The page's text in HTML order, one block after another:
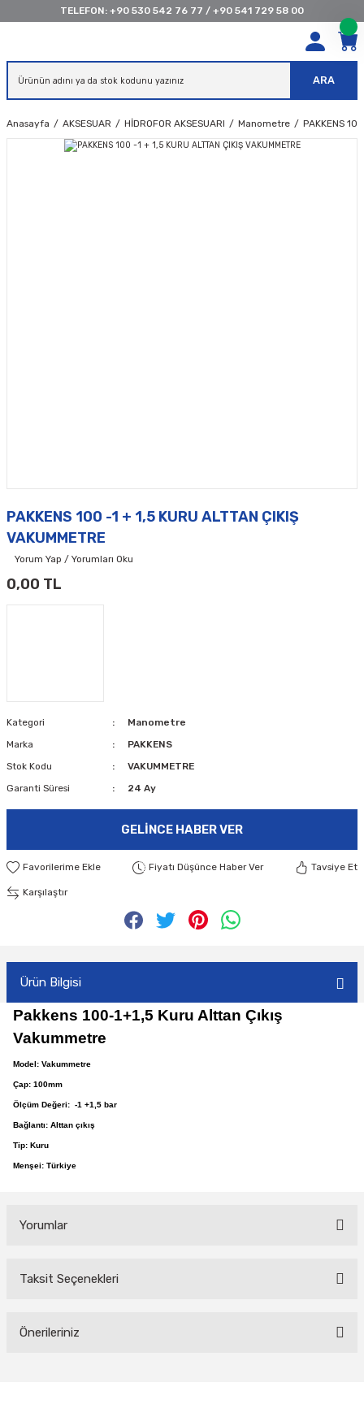
TELEFON: +90 530 542 76 77 / +90 541 729 58 00
ARA
Anasayfa AKSESUAR HİDROFOR AKSESUARI Manometre PAKKENS
PAKKENS 100 -1 + 1,5 KURU ALTTAN ÇIKIŞ
VAKUMMETRE
Yorum Yap / Yorumları Oku
0,00 TL
Kategori
Manometre
Marka
PAKKENS
Stok Kodu
VAKUMMETRE
Garanti Süresi
24 Ay
GELINCE HABER VER
Fiyatı Düşünce Haber Ver Tavsiye Et
Karşılaştır
Ürün Bilgisi
Pakkens 100-1+1,5 Kuru Alttan Çıkış
Vakummetre
Model: Vakummetre
Çap: 100mm
Ölçüm Değeri: -1 +1,5 bar
Bağlantı: Alttan çıkış
Tip: Kuru
Menşei: Türkiye
Yorumlar
Bu ürüne ilk yorumu siz yapın!
Taksit Seçenekleri
Önerileriniz